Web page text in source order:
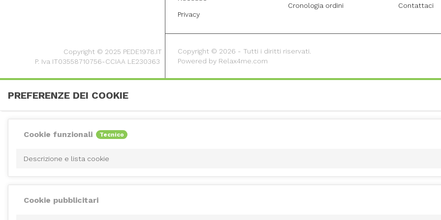
Privacy
Cronologia ordini Contattaci
Copyright © 2025 PEDE1978.IT
P. Iva IT03558710756-CCIAA LE230363
Copyright © 2026 - Tutti i diritti riservati.
Powered by Relax4me.com
PREFERENZE DEI COOKIE
Cookie funzionali Tecnico
Descrizione e lista cookie
Cookie pubblicitari